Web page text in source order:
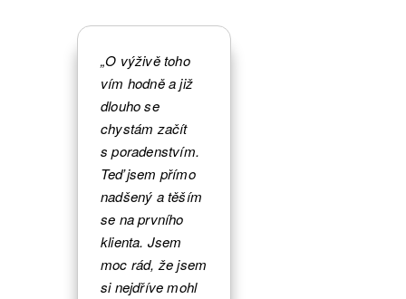
„O výživě toho
vím hodně a již
dlouho se
chystám začít
s poradenstvím.
Teď jsem přímo
nadšený a těším
se na prvního
klienta. Jsem
moc rád, že jsem
si nejdříve mohl